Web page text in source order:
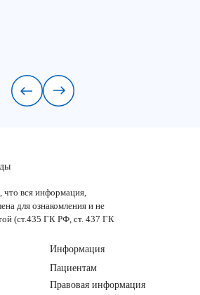
вся информация,
для ознакомления и не
(ст.435 ГК РФ, ст. 437 ГК
Информация
Пациентам
Правовая информация